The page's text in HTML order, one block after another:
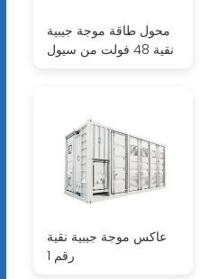
محول طاقة موجة جيبية
نقية 48 فولت من سيول
عاكس موجة جيبية نقية
رقم 1